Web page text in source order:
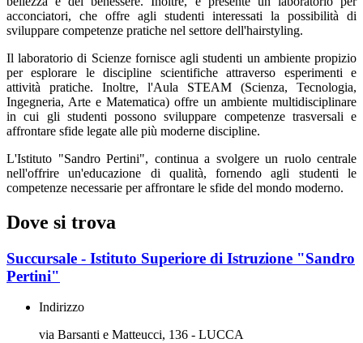
acconciatori, che offre agli studenti interessati la possibilità di
sviluppare competenze pratiche nel settore dell'hairstyling.
Il laboratorio di Scienze fornisce agli studenti un ambiente propizio
per esplorare le discipline scientifiche attraverso esperimenti e
attività pratiche. Inoltre, l'Aula STEAM (Scienza, Tecnologia,
Ingegneria, Arte e Matematica) offre un ambiente multidisciplinare
in cui gli studenti possono sviluppare competenze trasversali e
affrontare sfide legate alle più moderne discipline.
L'Istituto "Sandro Pertini", continua a svolgere un ruolo centrale
nell'offrire un'educazione di qualità, fornendo agli studenti le
competenze necessarie per affrontare le sfide del mondo moderno.
Dove si trova
Succursale - Istituto Superiore di Istruzione "Sandro
Pertini"
Indirizzo
via Barsanti e Matteucci, 136 - LUCCA